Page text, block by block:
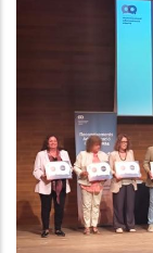
El